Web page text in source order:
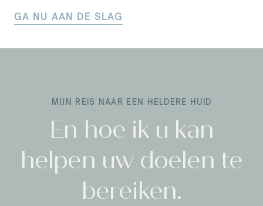
GA NU AAN DE SLAG
MIJN REIS NAAR EEN HELDERE HUID
En hoe ik u kan
helpen uw doelen te
bereiken.